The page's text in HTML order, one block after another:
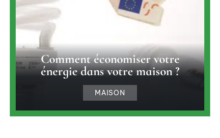
Comment économiser votre
énergie dans votre maison ?
MAISON